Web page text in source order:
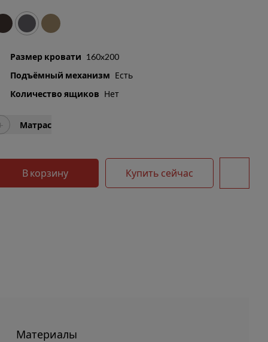
Размер кровати 160x200
Подъёмный механизм Есть
Количество ящиков Нет
Матрас
В корзину Купить сейчас
Материалы